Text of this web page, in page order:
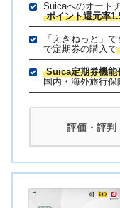
Suicaへのオート
ポイント還元率
「えきねっと」
で定期券の購入で
Suica定期券機能
国内・海外旅行保
評価・評判